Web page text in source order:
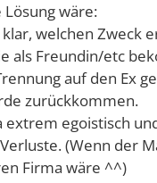
Lösung wäre:
welchen Zweck
als Freundin/etc
auf den Ex
zurückkommen.
extrem egoistisch
(Wenn der
Firma wäre ^^)